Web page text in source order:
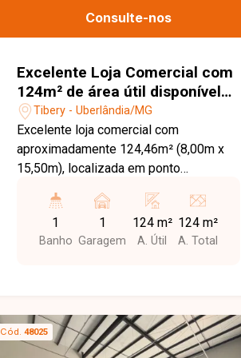
Consulte-nos
Excelente Loja Comercial com
124m² de área útil disponível
para locação no bairro Tibery
em Uberlândia-MG
Tibery - Uberlândia/MG
Excelente loja comercial com
aproximadamente 124,46m² (8,00m x
15,50m), localizada em ponto
Av. Rondon Pacheco. O imóvel conta
com pé-direito alto de 7 metros,
permitindo a instalação de mezanino
automatizadas com controle, banheiros
com acessibilidade, instalação para
1
Banho
1
Garagem
124 m²
A. Útil
124 m²
A. Total
Cód. 48025